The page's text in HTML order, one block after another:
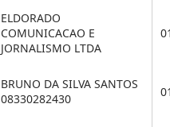
ELDORADO
COMUNICACAO E
JORNALISMO LTDA
BRUNO DA SILVA SANTOS
08330282430